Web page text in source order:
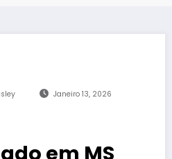
Janeiro 13, 2026